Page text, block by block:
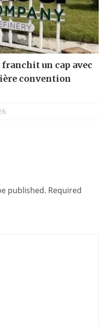
un cap avec
convention
published. Required